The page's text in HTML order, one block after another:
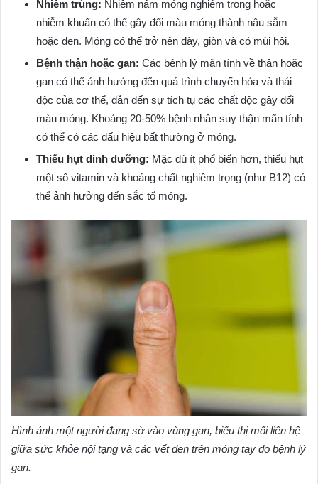
Nhiễm trùng: Nhiễm nấm móng nghiêm trọng hoặc
nhiễm khuẩn có thể gây đổi màu móng thành nâu sẫm
hoặc đen. Móng có thể trở nên dày, giòn và có mùi hôi.
Bệnh thận hoặc gan: Các bệnh lý mãn tính về thận hoặc
gan có thể ảnh hưởng đến quá trình chuyển hóa và thải
độc của cơ thể, dẫn đến sự tích tụ các chất độc gây đổi
màu móng. Khoảng 20-50% bệnh nhân suy thận mãn tính
có thể có các dấu hiệu bất thường ở móng.
Thiếu hụt dinh dưỡng: Mặc dù ít phổ biến hơn, thiếu hụt
một số vitamin và khoáng chất nghiêm trọng (như B12) có
thể ảnh hưởng đến sắc tố móng.
Hình ảnh một người đang sờ vào vùng gan, biểu thị mối liên hệ
giữa sức khỏe nội tạng và các vết đen trên móng tay do bệnh lý
gan.